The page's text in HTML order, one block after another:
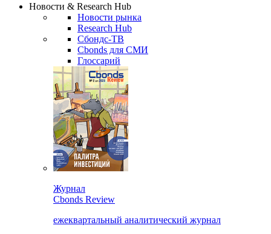
Новости & Research Hub
Новости рынка
Research Hub
Сбондс-ТВ
Cbonds для СМИ
Глоссарий
Журнал
Cbonds Review
ежеквартальный аналитический журнал